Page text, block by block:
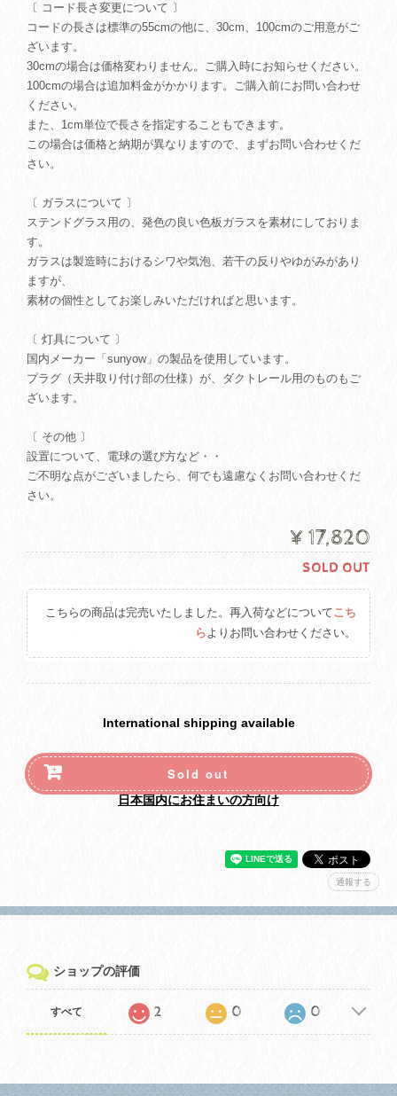
〔 コード長さ変更について 〕
コードの長さは標準の55cmの他に、30cm、100cmのご用意がご
ざいます。
30cmの場合は価格変わりません。ご購入時にお知らせください。
100cmの場合は追加料金がかかります。ご購入前にお問い合わせ
ください。
また、1cm単位で長さを指定することもできます。
この場合は価格と納期が異なりますので、まずお問い合わせくだ
さい。
〔 ガラスについて 〕
ステンドグラス用の、発色の良い色板ガラスを素材にしておりま
す。
ガラスは製造時におけるシワや気泡、若干の反りやゆがみがあり
ますが、
素材の個性としてお楽しみいただければと思います。
〔 灯具について 〕
国内メーカー「sunyow」の製品を使用しています。
プラグ（天井取り付け部の仕様）が、ダクトレール用のものもご
ざいます。
〔 その他 〕
設置について、電球の選び方など・・
ご不明な点がございましたら、何でも遠慮なくお問い合わせくだ
さい。
¥17,820
SOLD OUT
こちらの商品は完売いたしました。再入荷などについてこち
らよりお問い合わせください。
International shipping available
Sold out
日本国内にお住まいの方向け
通報する
ショップの評価
すべて 2 0 0